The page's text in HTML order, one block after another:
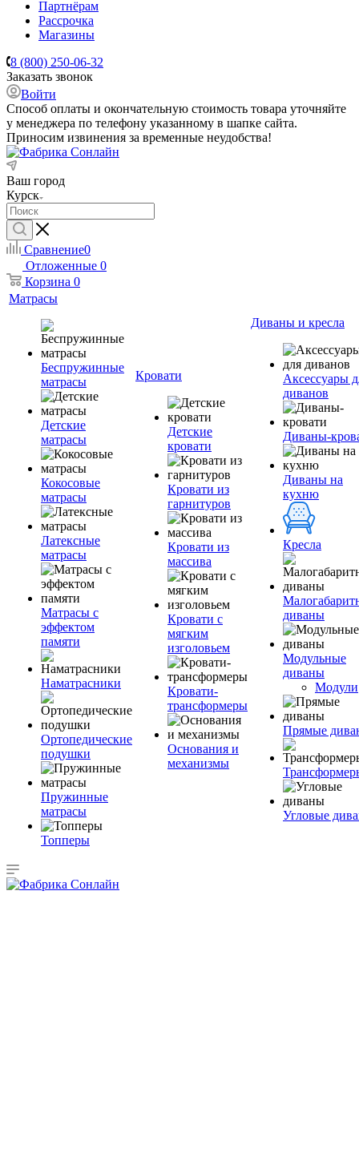
Партнёрам
Рассрочка
Магазины
8 (800) 250-06-32
Заказать звонок
Войти
Способ оплаты и окончательную стоимость товара уточняйте
у менеджера по телефону указанному в шапке сайта.
Приносим извинения за временные неудобства!
Ваш город
Курск
Сравнение0
Отложенные 0
Корзина 0
Матрасы
Беспружинные
матрасы
Детские
матрасы
Кокосовые
матрасы
Латексные
матрасы
Матрасы с
эффектом
памяти
Наматрасники
Ортопедические
подушки
Пружинные
матрасы
Топперы
Кровати
Детские
кровати
Кровати из
гарнитуров
Кровати из
массива
Кровати с
мягким
изголовьем
Кровати-
трансформеры
Основания и
механизмы
Диваны и кресла
Аксессуары
диванов
Диваны-
Диваны на
кухню
Кресла
диваны
Модульные
диваны
Модули
Прямые
Угловые